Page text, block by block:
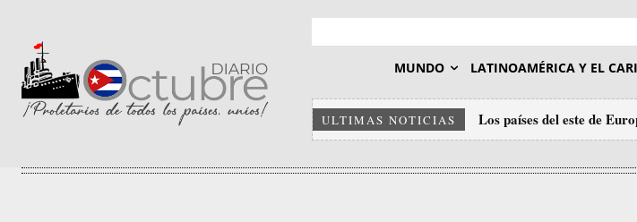
MUNDO LATINOAMÉRICA Y EL
ULTIMAS NOTICIAS Los países del este de